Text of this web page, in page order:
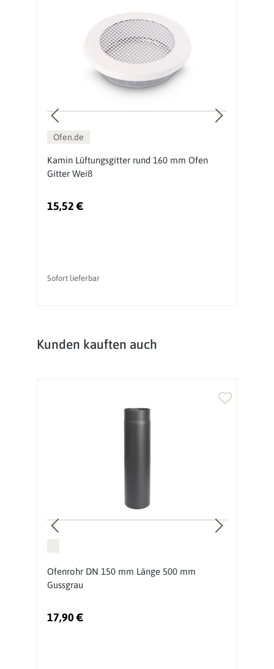
Ofen.de
Kamin Lüftungsgitter rund 160 mm Ofen
Gitter Weiß
15,52 €
Sofort lieferbar
Produktgalerie überspringen
Kunden kauften auch
Ofenrohr DN 150 mm Länge 500 mm
Gussgrau
17,90 €